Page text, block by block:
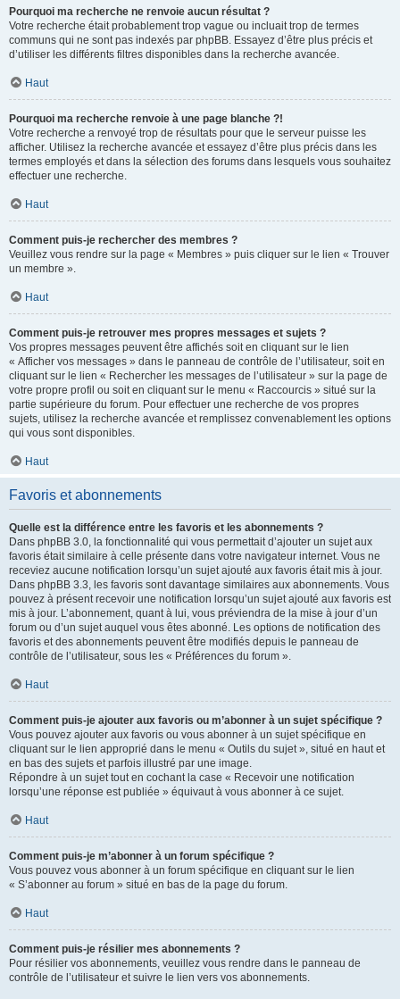
Pourquoi ma recherche ne renvoie aucun résultat ?
Votre recherche était probablement trop vague ou incluait trop de termes
communs qui ne sont pas indexés par phpBB. Essayez d’être plus précis et
d’utiliser les différents filtres disponibles dans la recherche avancée.
Haut
Pourquoi ma recherche renvoie à une page blanche ?!
Votre recherche a renvoyé trop de résultats pour que le serveur puisse les
afficher. Utilisez la recherche avancée et essayez d’être plus précis dans les
termes employés et dans la sélection des forums dans lesquels vous souhaitez
effectuer une recherche.
Haut
Comment puis-je rechercher des membres ?
Veuillez vous rendre sur la page « Membres » puis cliquer sur le lien « Trouver
un membre ».
Haut
Comment puis-je retrouver mes propres messages et sujets ?
Vos propres messages peuvent être affichés soit en cliquant sur le lien
« Afficher vos messages » dans le panneau de contrôle de l’utilisateur, soit en
cliquant sur le lien « Rechercher les messages de l’utilisateur » sur la page de
votre propre profil ou soit en cliquant sur le menu « Raccourcis » situé sur la
partie supérieure du forum. Pour effectuer une recherche de vos propres
sujets, utilisez la recherche avancée et remplissez convenablement les options
qui vous sont disponibles.
Haut
Favoris et abonnements
Quelle est la différence entre les favoris et les abonnements ?
Dans phpBB 3.0, la fonctionnalité qui vous permettait d’ajouter un sujet aux
favoris était similaire à celle présente dans votre navigateur internet. Vous ne
receviez aucune notification lorsqu’un sujet ajouté aux favoris était mis à jour.
Dans phpBB 3.3, les favoris sont davantage similaires aux abonnements. Vous
pouvez à présent recevoir une notification lorsqu’un sujet ajouté aux favoris est
mis à jour. L’abonnement, quant à lui, vous préviendra de la mise à jour d’un
forum ou d’un sujet auquel vous êtes abonné. Les options de notification des
favoris et des abonnements peuvent être modifiés depuis le panneau de
contrôle de l’utilisateur, sous les « Préférences du forum ».
Haut
Comment puis-je ajouter aux favoris ou m’abonner à un sujet spécifique ?
Vous pouvez ajouter aux favoris ou vous abonner à un sujet spécifique en
cliquant sur le lien approprié dans le menu « Outils du sujet », situé en haut et
en bas des sujets et parfois illustré par une image.
Répondre à un sujet tout en cochant la case « Recevoir une notification
lorsqu’une réponse est publiée » équivaut à vous abonner à ce sujet.
Haut
Comment puis-je m’abonner à un forum spécifique ?
Vous pouvez vous abonner à un forum spécifique en cliquant sur le lien
« S’abonner au forum » situé en bas de la page du forum.
Haut
Comment puis-je résilier mes abonnements ?
Pour résilier vos abonnements, veuillez vous rendre dans le panneau de
contrôle de l’utilisateur et suivre le lien vers vos abonnements.